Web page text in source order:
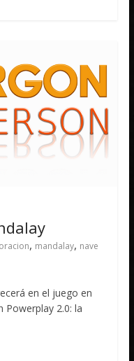
, mandalay, nave
en el juego en
Powerplay 2.0: la